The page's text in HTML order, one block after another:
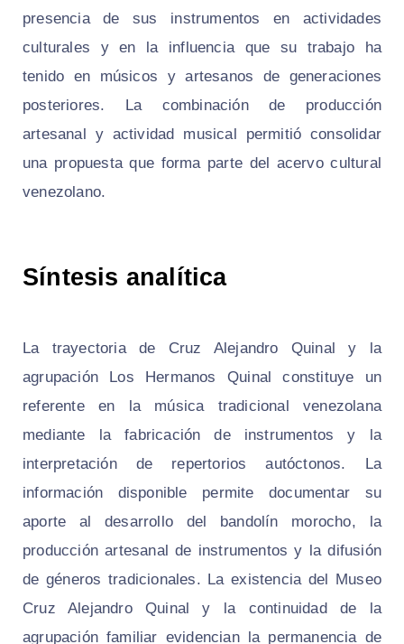
presencia de sus instrumentos en actividades
culturales y en la influencia que su trabajo ha
tenido en músicos y artesanos de generaciones
posteriores. La combinación de producción
artesanal y actividad musical permitió consolidar
una propuesta que forma parte del acervo cultural
venezolano.
Síntesis analítica
La trayectoria de Cruz Alejandro Quinal y la
agrupación Los Hermanos Quinal constituye un
referente en la música tradicional venezolana
mediante la fabricación de instrumentos y la
interpretación de repertorios autóctonos. La
información disponible permite documentar su
aporte al desarrollo del bandolín morocho, la
producción artesanal de instrumentos y la difusión
de géneros tradicionales. La existencia del Museo
Cruz Alejandro Quinal y la continuidad de la
agrupación familiar evidencian la permanencia de